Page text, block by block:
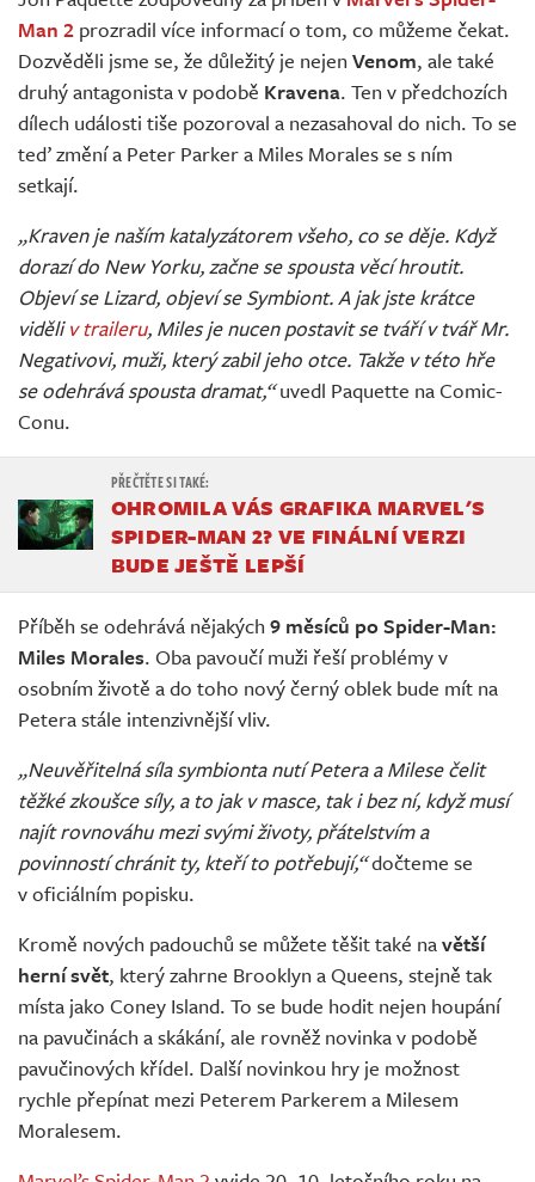
Živě
Man 2 prozradil více informací o tom, co můžeme čekat.
Dozvěděli jsme se, že důležitý je nejen Venom, ale také
druhý antagonista v podobě Kravena. Ten v předchozích
dílech události tiše pozoroval a nezasahoval do nich. To se
teď změní a Peter Parker a Miles Morales se s ním
setkají.
„Kraven je naším katalyzátorem všeho, co se děje. Když
dorazí do New Yorku, začne se spousta věcí hroutit.
Objeví se Lizard, objeví se Symbiont. A jak jste krátce
viděliv traileru, Miles je nucen postavit se tváří v tvář Mr.
Negativovi, muži, který zabil jeho otce. Takže v této hře
se odehrává spousta dramat,“uvedl Paquette na Comic-
Conu.
OHROMILA VÁS GRAFIKA MARVEL'S
SPIDER-MAN 2? VE FINÁLNÍ VERZI
BUDE JEŠTĚ LEPŠÍ
Příběh se odehrává nějakých 9 měsíců po Spider-Man:
Miles Morales. Oba pavoučí muži řeší problémy v
osobním životě a do toho nový černý oblek bude mít na
Petera stále intenzivnější vliv.
„Neuvěřitelná síla symbionta nutí Petera a Milese čelit
těžké zkoušce síly, a to jak v masce, tak i bez ní, když musí
najít rovnováhu mezi svými životy, přátelstvím a
povinností chránit ty, kteří to potřebují,“dočteme se
v oficiálním popisku.
Kromě nových padouchů se můžete těšit také navětší
herní svět, který zahrne Brooklyn a Queens, stejně tak
místa jako Coney Island. To se bude hodit nejen houpání
na pavučinách a skákání, ale rovněž novinka v podobě
pavučinových křídel. Další novinkou hry je možnost
rychle přepínat mezi Peterem Parkerem a Milesem
Moralesem.